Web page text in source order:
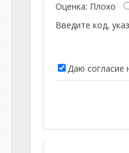
Оценка: Плохо
Введите код,
Даю согласие